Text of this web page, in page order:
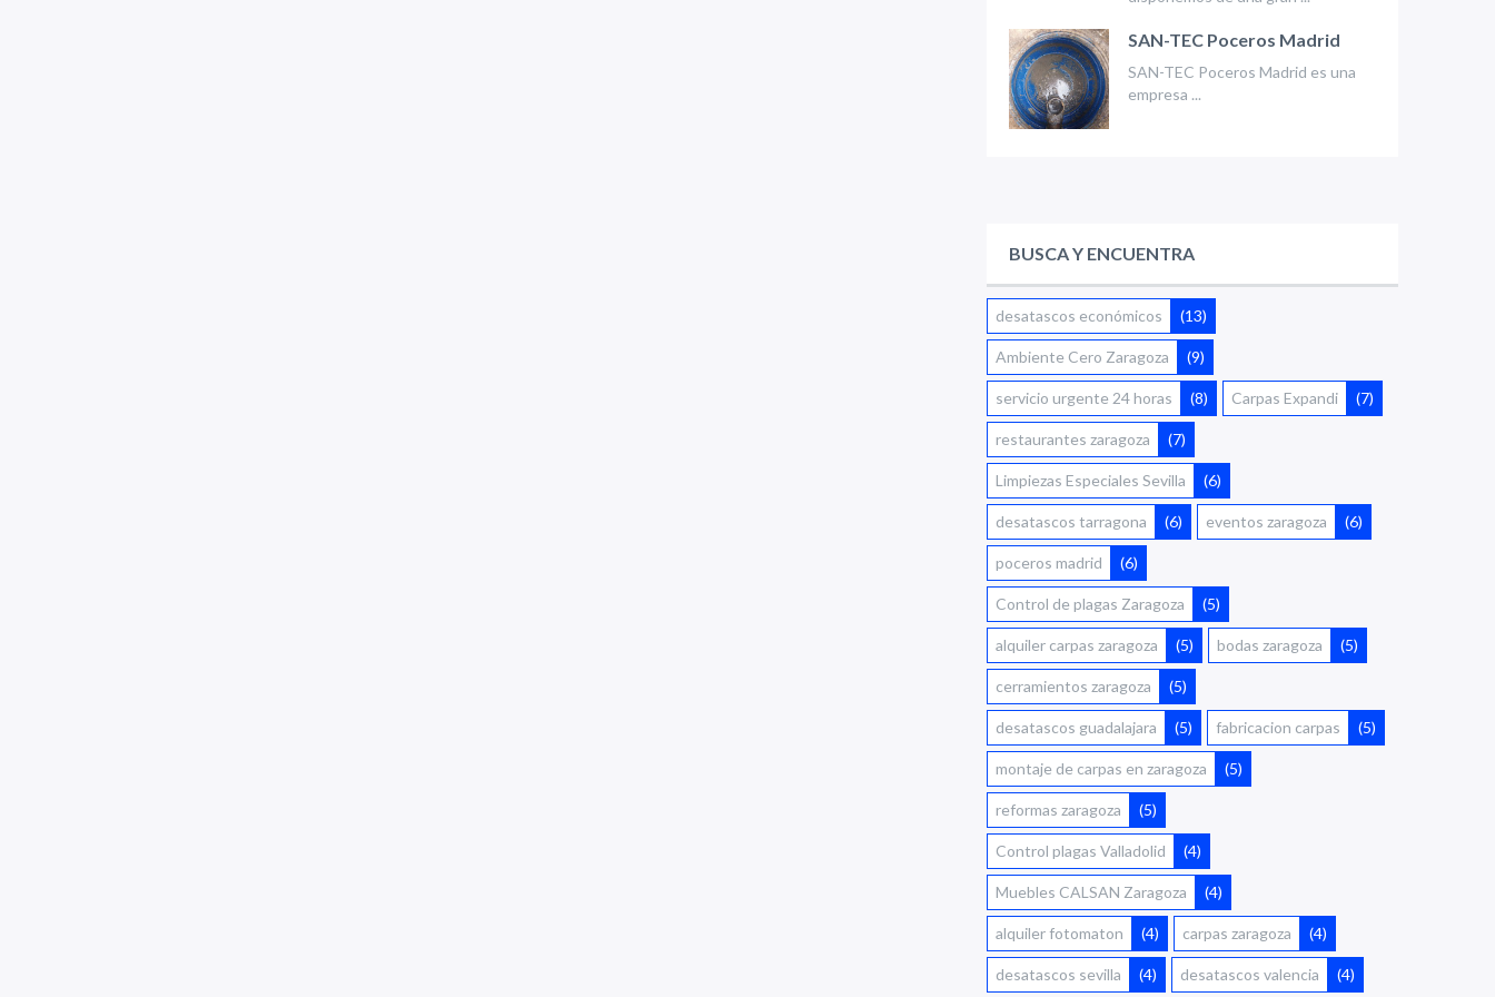
SAN-TEC Poceros Madrid
SAN-TEC Poceros Madrid es una
empresa ...
BUSCA Y ENCUENTRA
desatascos económicos (13)
Ambiente Cero Zaragoza (9)
servicio urgente 24 horas (8) Carpas Expandi (7)
restaurantes zaragoza (7)
Limpiezas Especiales Sevilla (6)
desatascos tarragona (6) eventos zaragoza (6)
poceros madrid (6)
Control de plagas Zaragoza (5)
alquiler carpas zaragoza (5) bodas zaragoza (5)
cerramientos zaragoza (5)
desatascos guadalajara (5) fabricacion carpas (5)
montaje de carpas en zaragoza (5)
reformas zaragoza (5)
Control plagas Valladolid (4)
Muebles CALSAN Zaragoza (4)
alquiler fotomaton (4) carpas zaragoza (4)
desatascos sevilla (4) desatascos valencia (4)